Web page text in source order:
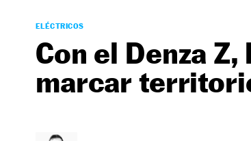
ELÉCTRICOS
Con el Denza
marcar